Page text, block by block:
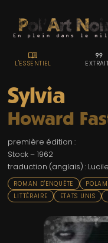
ACCUEIL
TROMBINO
INDEX
RECHERCHE
LIENS & FESTIVALS
Sylvia
Howard
première édition :
Stock – 1962
traduction (anglais) :
ROMAN D'ENQUÊTE
LITTÉRAIRE
ETATS UNIS
MENU_BOOK
L'ESSENTIEL
FORMAT_QUOTE